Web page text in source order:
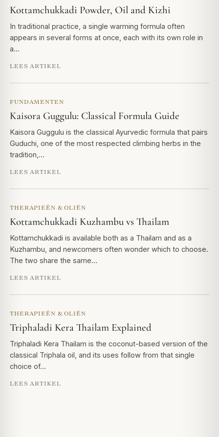
Kottamchukkadi Powder, Oil and Kizhi
In traditional practice, a single warming formula often
appears in several forms at once, each with its own role in
a…
LEES ARTIKEL
FUNDAMENTEN
Kaisora Guggulu: Classical Formula Guide
Kaisora Guggulu is the classical Ayurvedic formula that pairs
Guduchi, one of the most respected climbing herbs in the
tradition,…
LEES ARTIKEL
THERAPIEËN & OLIËN
Kottamchukkadi Kuzhambu vs Thailam
Kottamchukkadi is available both as a Thailam and as a
Kuzhambu, and newcomers often wonder which to choose.
The two share the same…
LEES ARTIKEL
THERAPIEËN & OLIËN
Triphaladi Kera Thailam Explained
Triphaladi Kera Thailam is the coconut-based version of the
classical Triphala oil, and its uses follow from that single
choice of…
LEES ARTIKEL